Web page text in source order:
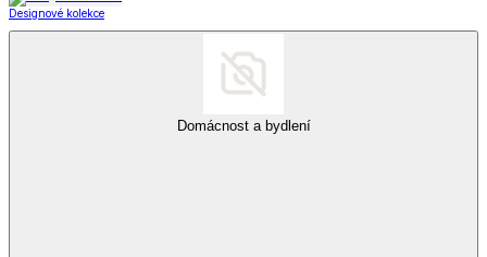
Designové kolekce
Domácnost a bydlení